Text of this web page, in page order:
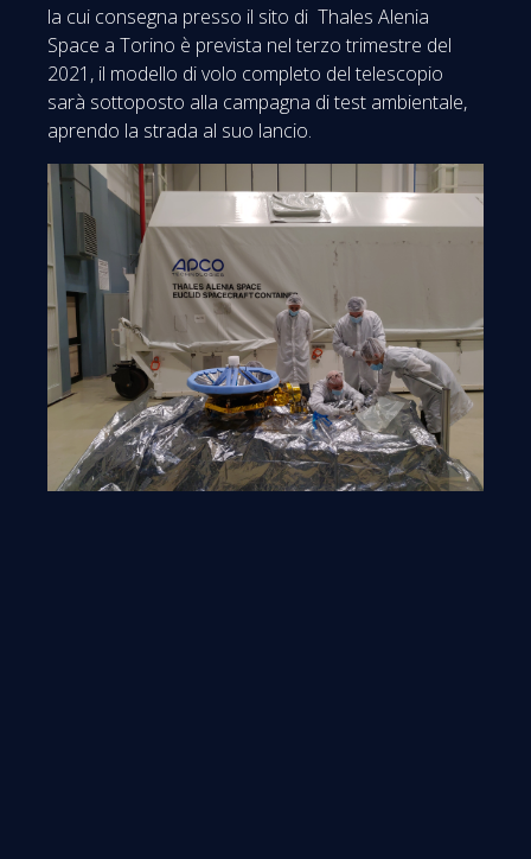
la cui consegna presso il sito di Thales Alenia
Space a Torino è prevista nel terzo trimestre del
2021, il modello di volo completo del telescopio
sarà sottoposto alla campagna di test ambientale,
aprendo la strada al suo lancio.